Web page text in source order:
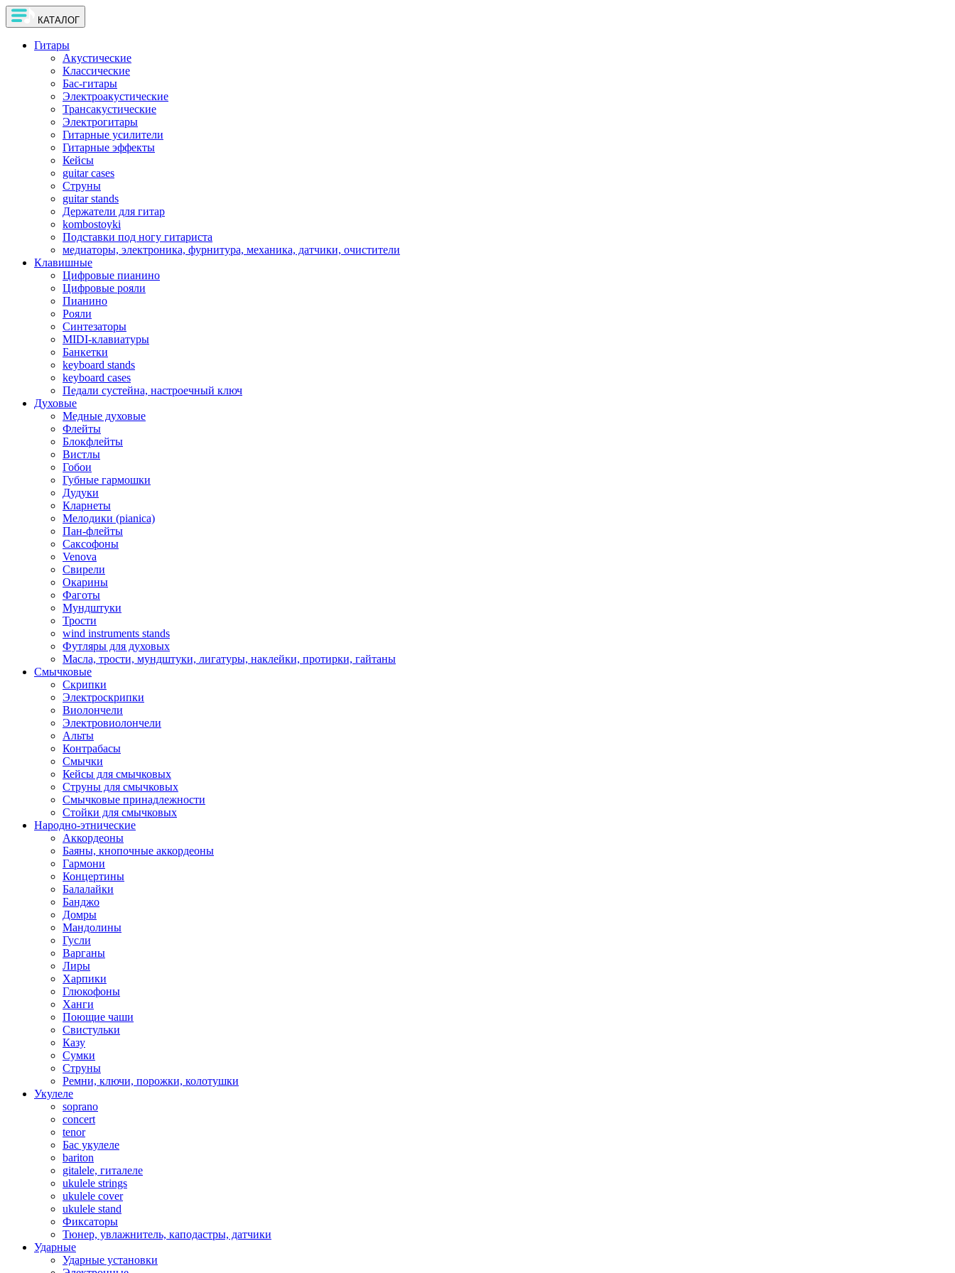
КАТАЛОГ
Гитары
Акустические
Классические
Бас-гитары
Электроакустические
Трансакустические
Электрогитары
Гитарные усилители
Гитарные эффекты
Кейсы
guitar cases
Струны
guitar stands
Держатели для гитар
kombostoyki
Подставки под ногу гитариста
медиаторы, электроника, фурнитура, механика, датчики, очистители
Клавишные
Цифровые пианино
Цифровые рояли
Пианино
Рояли
Синтезаторы
MIDI-клавиатуры
Банкетки
keyboard stands
keyboard cases
Педали сустейна, настроечный ключ
Духовые
Медные духовые
Флейты
Блокфлейты
Вистлы
Гобои
Губные гармошки
Дудуки
Кларнеты
Мелодики (pianica)
Пан-флейты
Саксофоны
Venova
Свирели
Окарины
Фаготы
Мундштуки
Трости
wind instruments stands
Футляры для духовых
Масла, трости, мундштуки, лигатуры, наклейки, протирки, гайтаны
Смычковые
Скрипки
Электроскрипки
Виолончели
Электровиолончели
Альты
Контрабасы
Смычки
Кейсы для смычковых
Струны для смычковых
Смычковые принадлежности
Стойки для смычковых
Народно-этнические
Аккордеоны
Баяны, кнопочные аккордеоны
Гармони
Концертины
Балалайки
Банджо
Домры
Мандолины
Гусли
Варганы
Лиры
Харпики
Глюкофоны
Ханги
Поющие чаши
Свистульки
Казу
Сумки
Струны
Ремни, ключи, порожки, колотушки
Укулеле
soprano
concert
tenor
Бас укулеле
bariton
gitalele, гиталеле
ukulele strings
ukulele cover
ukulele stand
Фиксаторы
Тюнер, увлажнитель, каподастры, датчики
Ударные
Ударные установки